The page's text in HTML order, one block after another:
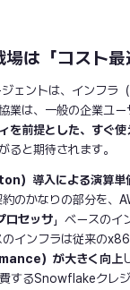
は「コスト最
ェントは、インフラ
業は、一般の企業ユー
を前提とした、すぐ
ると期待されます。
）導入による演算単
のかなりの部分を、
セッサ」ベースのイ
インフラは従来の
）が大きく向上
するSnowflakeクレ